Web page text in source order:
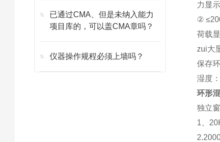
已通过CMA、但是未纳入能力
项目库的，可以盖CMA章吗？
仪器操作规程必须上墙吗？
力显
②
荷载
zui大
保存
湿度
环形
独立
1、